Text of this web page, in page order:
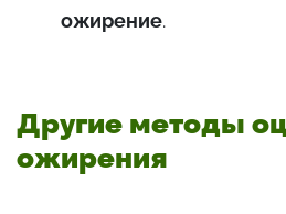
ожирение.
Другие методы
ожирения